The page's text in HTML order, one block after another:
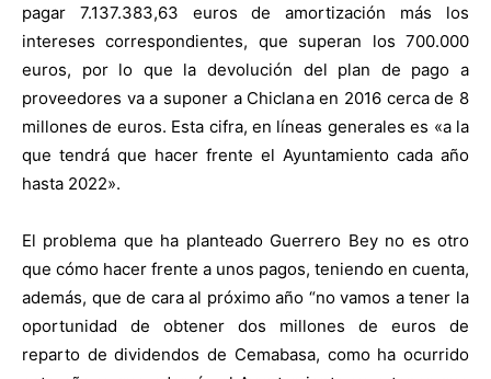
pagar 7.137.383,63 euros de amortización más los
intereses correspondientes, que superan los 700.000
euros, por lo que la devolución del plan de pago a
proveedores va a suponer a Chiclana en 2016 cerca de 8
millones de euros. Esta cifra, en líneas generales es «a la
que tendrá que hacer frente el Ayuntamiento cada año
hasta 2022».
El problema que ha planteado Guerrero Bey no es otro
que cómo hacer frente a unos pagos, teniendo en cuenta,
además, que de cara al próximo año “no vamos a tener la
oportunidad de obtener dos millones de euros de
reparto de dividendos de Cemabasa, como ha ocurrido